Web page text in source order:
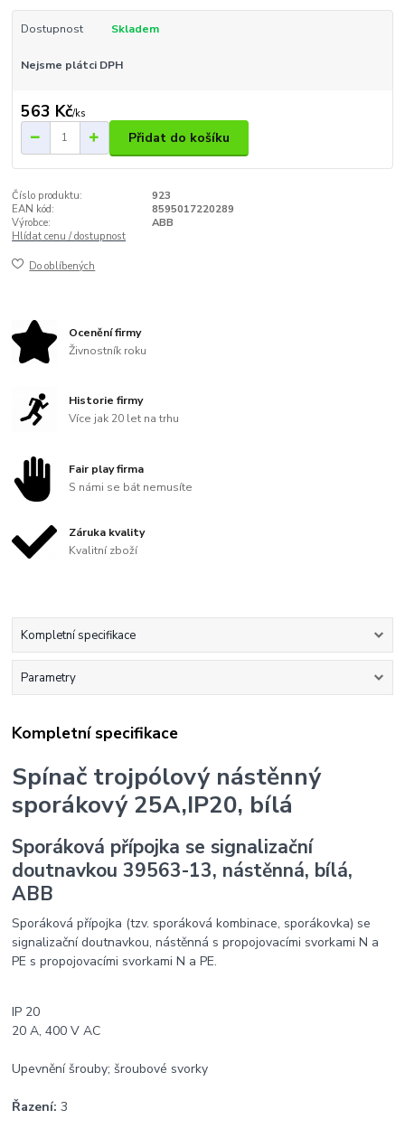
Dostupnost Skladem
Nejsme plátci DPH
563 Kč/ks
Přidat do košíku
Číslo produktu:
923
EAN kód:
8595017220289
Výrobce:
ABB
Hlídat cenu / dostupnost
Do oblíbených
Ocenění firmy
Živnostník roku
Historie firmy
Více jak 20 let na trhu
Fair play firma
S námi se bát nemusíte
Záruka kvality
Kvalitní zboží
Kompletní specifikace
Parametry
Kompletní specifikace
Spínač trojpólový nástěnný
sporákový 25A,IP20, bílá
Sporáková přípojka se signalizační
doutnavkou 39563-13, nástěnná, bílá,
ABB
Sporáková přípojka (tzv. sporáková kombinace, sporákovka) se
signalizační doutnavkou, nástěnná s propojovacími svorkami N a
PE s propojovacími svorkami N a PE.
IP 20
20 A, 400 V AC
Upevnění šrouby; šroubové svorky
Řazení: 3